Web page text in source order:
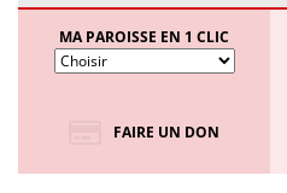
MA PAROISSE EN 1 CLIC
FAIRE UN DON